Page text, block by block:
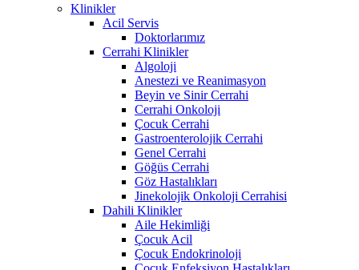
Klinikler
Acil Servis
Doktorlarımız
Cerrahi Klinikler
Algoloji
Anestezi ve Reanimasyon
Beyin ve Sinir Cerrahi
Cerrahi Onkoloji
Çocuk Cerrahi
Gastroenterolojik Cerrahi
Genel Cerrahi
Göğüs Cerrahi
Göz Hastalıkları
Jinekolojik Onkoloji Cerrahisi
Dahili Klinikler
Aile Hekimliği
Çocuk Acil
Çocuk Endokrinoloji